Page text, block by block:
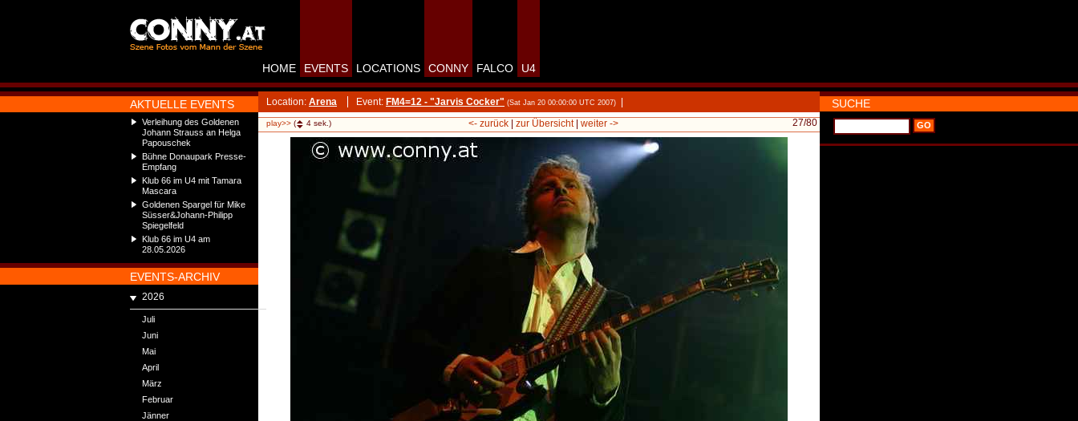
AKTUELLE EVENTS
Verleihung des Goldenen
Johann Strauss an Helga
Papouschek
Bühne Donaupark Presse-
Empfang
Klub 66 im U4 mit Tamara
Mascara
Goldenen Spargel für Mike
Süsser&Johann-Philipp
Spiegelfeld
Klub 66 im U4 am
28.05.2026
EVENTS-ARCHIV
2026
Juli
Juni
Mai
April
März
Februar
Jänner
HOME EVENTS LOCATIONS CONNY FALCO U4
Location: Arena Event: FM4=12 - "Jarvis Cocker" (Sat Jan 20 00:00:00 UTC 2007)
play>> ( 4 sek.) 27/80
<- zurück| zur Übersicht| weiter ->
SUCHE